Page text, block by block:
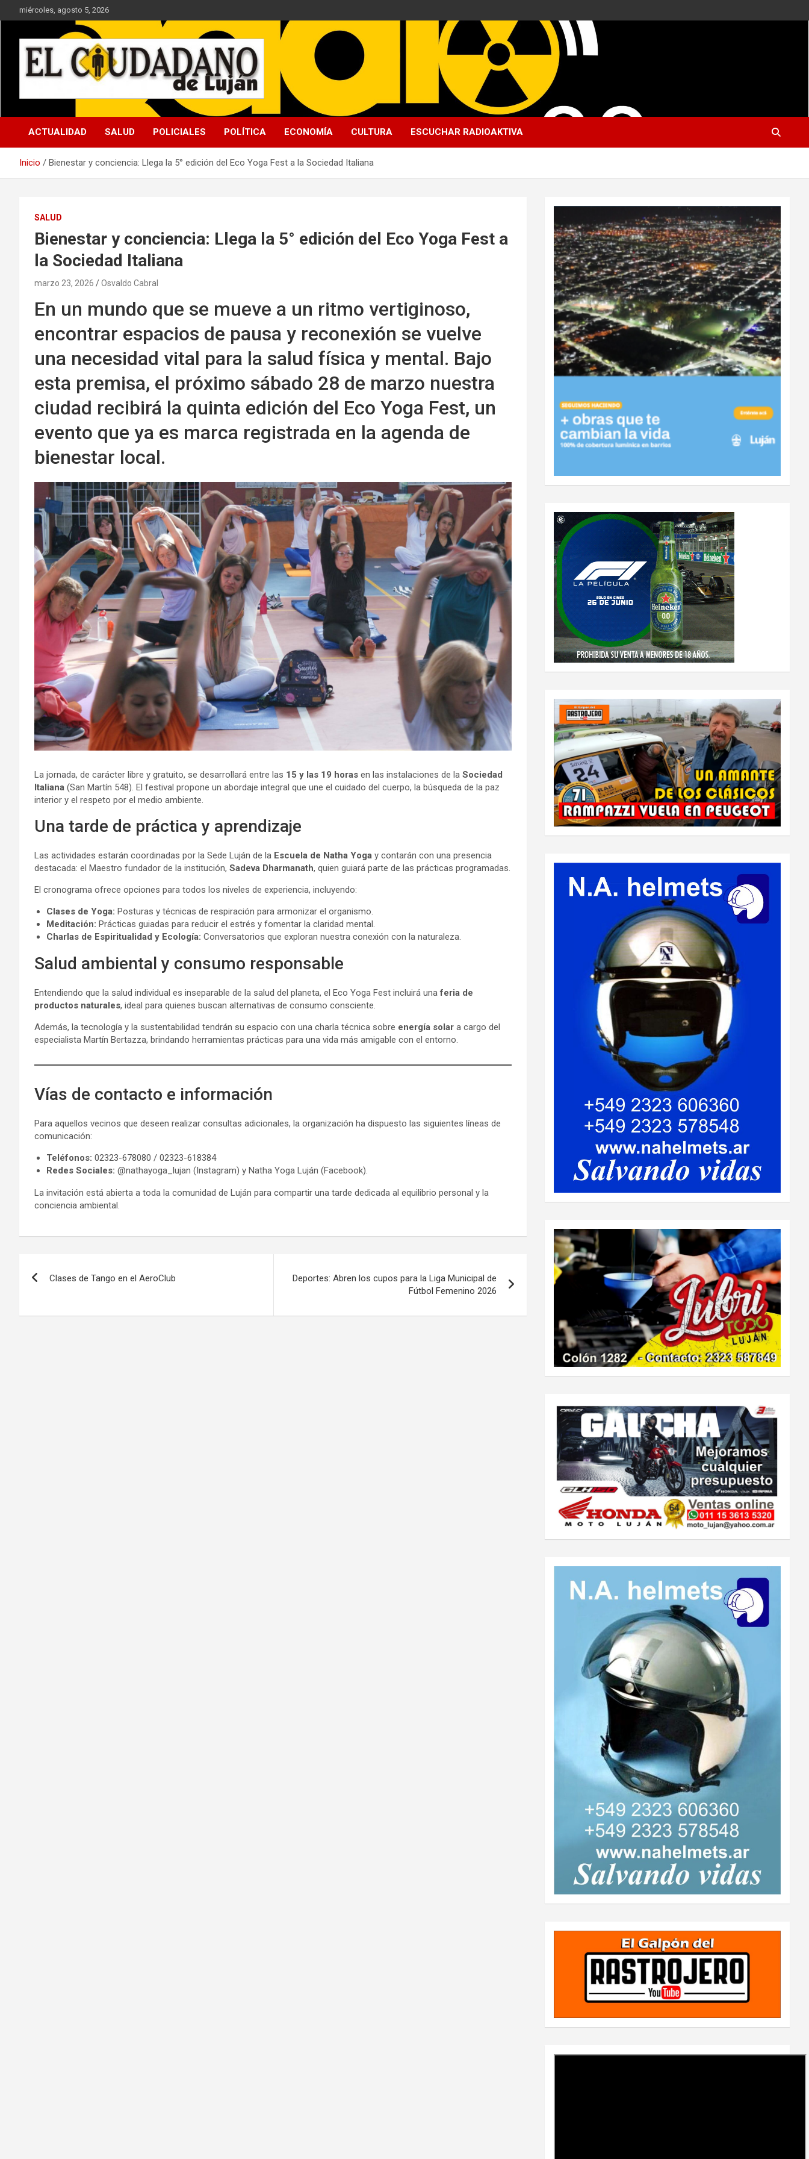
al
miércoles, agosto 5, 2026
Noticias de interés general y periodismo de investigación
ACTUALIDAD SALUD POLICIALES POLÍTICA ECONOMÍA CULTURA ESCUCHAR RADIOAKTIVA
Inicio Bienestar y conciencia: Llega la 5° edición del Eco Yoga Fest a la Sociedad Italiana
SALUD
Bienestar y conciencia: Llega la 5° edición del Eco Yoga Fest a
la Sociedad Italiana
marzo 23, 2026 Osvaldo Cabral
En un mundo que se mueve a un ritmo vertiginoso,
encontrar espacios de pausa y reconexión se vuelve
una necesidad vital para la salud física y mental. Bajo
esta premisa, el próximo sábado 28 de marzo nuestra
ciudad recibirá la quinta edición del Eco Yoga Fest, un
evento que ya es marca registrada en la agenda de
bienestar local.
La jornada, de carácter libre y gratuito, se desarrollará entre las 15 y las 19 horas en las instalaciones de la Sociedad
Italiana (San Martín 548). El festival propone un abordaje integral que une el cuidado del cuerpo, la búsqueda de la paz
interior y el respeto por el medio ambiente.
Una tarde de práctica y aprendizaje
Las actividades estarán coordinadas por la Sede Luján de la Escuela de Natha Yoga y contarán con una presencia
destacada: el Maestro fundador de la institución, Sadeva Dharmanath, quien guiará parte de las prácticas programadas.
El cronograma ofrece opciones para todos los niveles de experiencia, incluyendo:
Clases de Yoga: Posturas y técnicas de respiración para armonizar el organismo.
Meditación: Prácticas guiadas para reducir el estrés y fomentar la claridad mental.
Charlas de Espiritualidad y Ecología: Conversatorios que exploran nuestra conexión con la naturaleza.
Salud ambiental y consumo responsable
Entendiendo que la salud individual es inseparable de la salud del planeta, el Eco Yoga Fest incluirá unaferia de
productos naturales, ideal para quienes buscan alternativas de consumo consciente.
Además, la tecnología y la sustentabilidad tendrán su espacio con una charla técnica sobre energía solar a cargo del
especialista Martín Bertazza, brindando herramientas prácticas para una vida más amigable con el entorno.
Vías de contacto e información
Para aquellos vecinos que deseen realizar consultas adicionales, la organización ha dispuesto las siguientes líneas de
comunicación:
Teléfonos: 02323-678080 / 02323-618384
Redes Sociales: @nathayoga_lujan (Instagram) y Natha Yoga Luján (Facebook).
La invitación está abierta a toda la comunidad de Luján para compartir una tarde dedicada al equilibrio personal y la
conciencia ambiental.
entradas
Clases de Tango en el AeroClub
Deportes: Abren los cupos para la Liga Municipal de
Fútbol Femenino 2026